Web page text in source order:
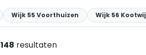
Wijk 55 Voorthuizen Wijk 56
148 resultaten